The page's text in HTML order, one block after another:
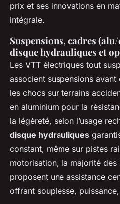
prix et ses innovations en
intégrale.
Suspensions, cadres
disque hydrauliques et
Les VTT électriques tout
associent suspensions
les chocs sur terrains
en aluminium pour la
la légèreté, selon l’usage
disque hydrauliques
constant, même sur pistes
motorisation, la majorité des
proposent une assistance
offrant souplesse,